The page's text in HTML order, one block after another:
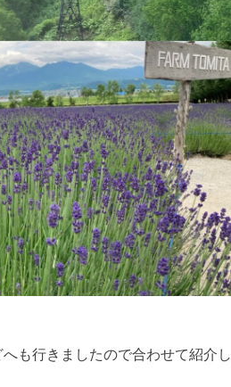
へも行きましたので合わせて紹介し